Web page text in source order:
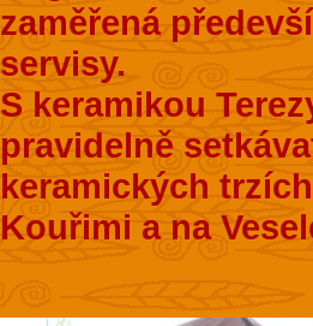
zaměřená
servisy.
S keramikou
pravidelně
keramických
Kouřimi a na